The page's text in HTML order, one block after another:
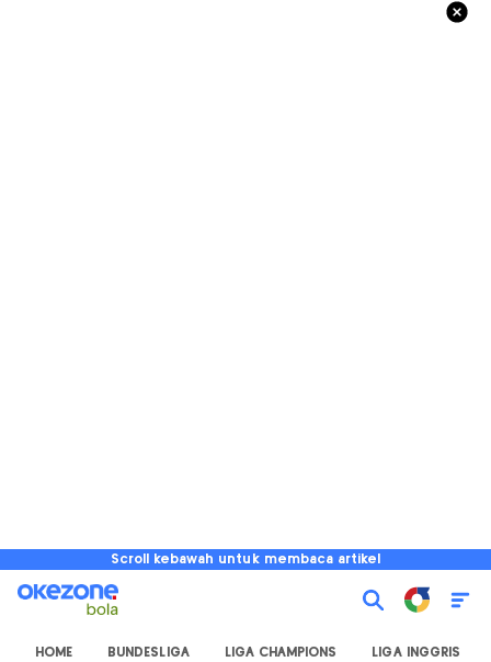
Scroll kebawah untuk membaca artikel
HOME BUNDESLIGA LIGA CHAMPIONS LIGA INGGRIS